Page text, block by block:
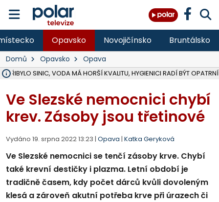
Opavsko Novojičínsko Bruntálsko
Domů Opavsko Opava
PŘIBYLO SINIC, VODA MÁ HORŠÍ KVALITU, HYGIENICI RADÍ BÝT OPATRNÍ
Ve Slezské nemocnici chybí
krev. Zásoby jsou třetinové
Vydáno 19. srpna 2022 13:23 | Opava | Katka Geryková
Ve Slezské nemocnici se tenčí zásoby krve. Chybí
také krevní destičky i plazma. Letní období je
tradičně časem, kdy počet dárců kvůli dovoleným
klesá a zároveň akutní potřeba krve při úrazech či